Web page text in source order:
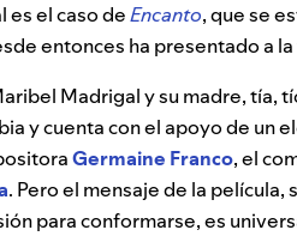
es el caso deEncanto, que se
entonces ha presentado a
Madrigal y su madre, tía,
y cuenta con el apoyo de un
Germaine Franco, el
. Pero el mensaje de la
para conformarse, es